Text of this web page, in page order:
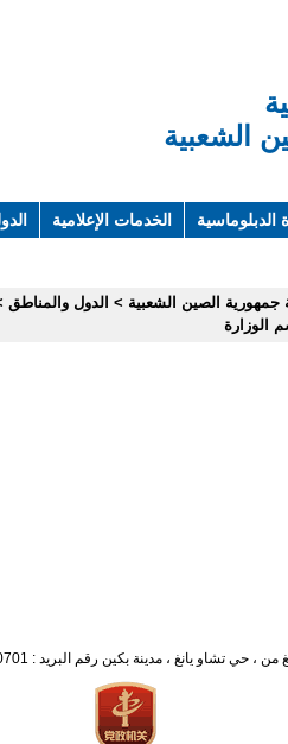
الشعبية
الدبلوماسية الخدمات الإعلامية
جمهورية الصين الشعبية > الدول والمناطق
الوزارة